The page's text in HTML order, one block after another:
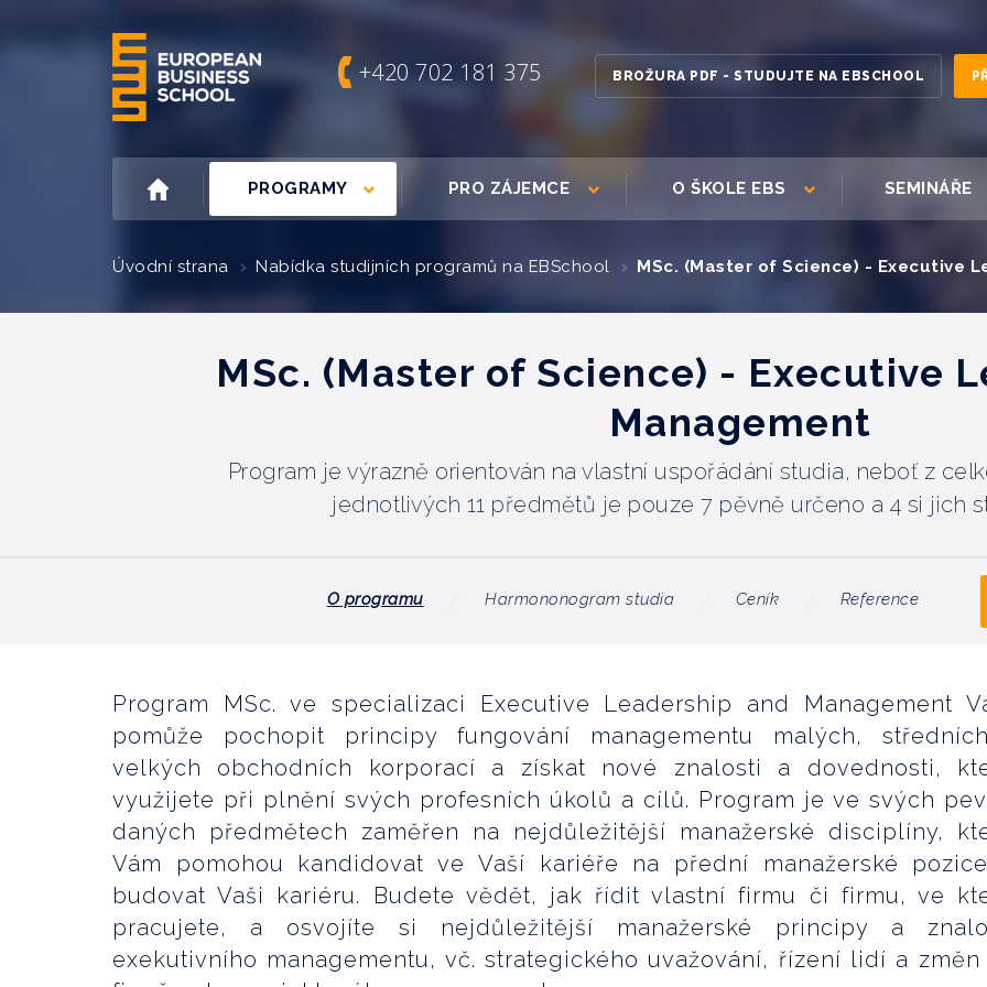
+420 702 181 375 BROŽURA PDF - STUDUJTE NA EBSCHOOL
PROGRAMY PRO ZÁJEMCE O ŠKOLE EBS SEMINÁŘE
Úvodní strana Nabídka studijních programů na EBSchool MSc. (Master of Science) - Executive
MSc. (Master of Science) - Executive
Management
Program je výrazně orientován na vlastní uspořádání studia, neboť z
jednotlivých 11 předmětů je pouze 7 pěvně určeno a 4 si jich
O programu Harmononogram studia Ceník Reference
Program MSc. ve specializaci Executive Leadership and Management
pomůže pochopit principy fungování managementu malých,
velkých obchodních korporací a získat nové znalosti a dovednosti,
využijete při plnění svých profesních úkolů a cílů. Program je ve svých
daných předmětech zaměřen na nejdůležitější manažerské disciplíny,
Vám pomohou kandidovat ve Vaší kariéře na přední manažerské
budovat Vaši kariéru. Budete vědět, jak řídit vlastní firmu či firmu, ve
pracujete, a osvojíte si nejdůležitější manažerské principy a
exekutivního managementu, vč. strategického uvažování, řízení lidí a změn